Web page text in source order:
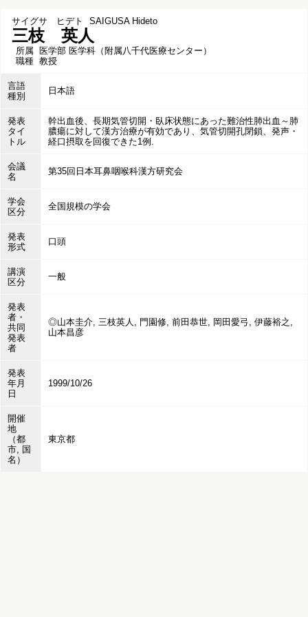
サイグサ ヒデト SAIGUSA Hideto
三枝 英人
所属 医学部 医学科（附属八千代医療センター）
職種 教授
言語
種別
日本語
発表
タイ
トル
幹出血後、長期気管切開・臥床状態にあった難治性肺出血～肺
膿瘍に対して漢方治療が有効であり、気管切開孔閉鎖、発声・
経口摂取を回復できた1例.
会議
名
第35回日本耳鼻咽喉科漢方研究会
学会
区分
全国規模の学会
発表
形式
口頭
講演
区分
一般
発表
者・
共同
発表
者
◎山本圭介, 三枝英人, 門園修, 前田恭世, 岡田愛弓, 伊藤裕之,
山本昌彦
発表
年月
日
1999/10/26
開催
地
（都
市, 国
名）
東京都